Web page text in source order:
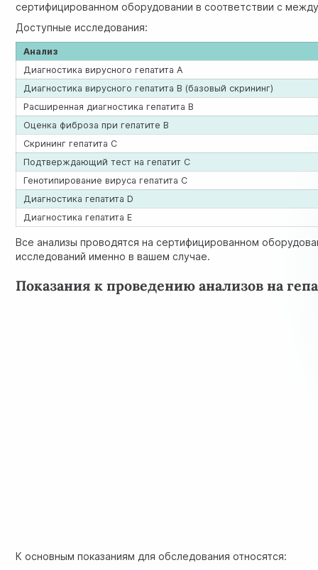
сертифицированном оборудовании в соответствии с
Доступные исследования:
Анализ
Диагностика вирусного гепатита А
Диагностика вирусного гепатита В (базовый скрининг)
Расширенная диагностика гепатита В
Оценка фиброза при гепатите В
Скрининг гепатита С
Подтверждающий тест на гепатит С
Генотипирование вируса гепатита С
Диагностика гепатита D
Диагностика гепатита E
Все анализы проводятся на сертифицированном
исследований именно в вашем случае.
Показания к проведению анализов на
К основным показаниям для обследования относятся: